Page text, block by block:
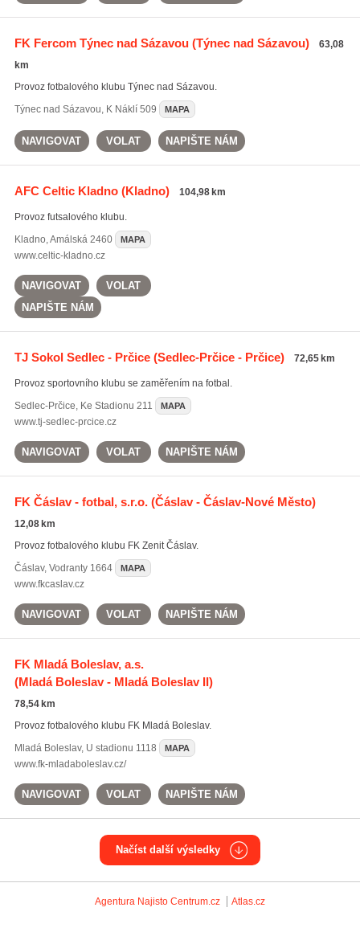
FK Fercom Týnec nad Sázavou(Týnec nad Sázavou)
63,08
km
Provoz fotbalového klubu Týnec nad Sázavou.
Týnec nad Sázavou, K Náklí 509 MAPA
NAVIGOVAT VOLAT NAPIŠTE NÁM
AFC Celtic Kladno(Kladno) 104,98 km
Provoz futsalového klubu.
Kladno,Amálská 2460 MAPA
www.celtic-kladno.cz
NAVIGOVAT
VOLAT
NAPIŠTE NÁM
TJ Sokol Sedlec - Prčice(Sedlec-Prčice - Prčice) 72,65 km
Provoz sportovního klubu se zaměřením na fotbal.
Sedlec-Prčice, Ke Stadionu 211 MAPA
www.tj-sedlec-prcice.cz
NAVIGOVAT VOLAT NAPIŠTE NÁM
FK Čáslav - fotbal, s.r.o.(Čáslav - Čáslav-Nové Město)
12,08 km
Provoz fotbalového klubu FK Zenit Čáslav.
Čáslav, Vodranty 1664 MAPA
www.fkcaslav.cz
NAVIGOVAT VOLAT NAPIŠTE NÁM
FK Mladá Boleslav, a.s.
(Mladá Boleslav - Mladá Boleslav II)
78,54 km
Provoz fotbalového klubu FK Mladá Boleslav.
Mladá Boleslav, U stadionu 1118 MAPA
www.fk-mladaboleslav.cz/
NAVIGOVAT VOLAT NAPIŠTE NÁM
Načíst další výsledky
Agentura Najisto Centrum.cz Atlas.cz